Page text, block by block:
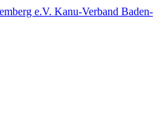
Kanu-Verband Baden-